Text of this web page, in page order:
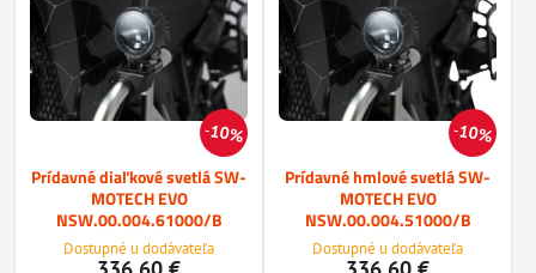
10%
Prídavné diaľkové svetlá SW-
MOTECH EVO
NSW.00.004.61000/B
Dostupné u dodávateľa
10%
Prídavné hmlové svetlá SW-
MOTECH EVO
NSW.00.004.51000/B
Dostupné u dodávateľa